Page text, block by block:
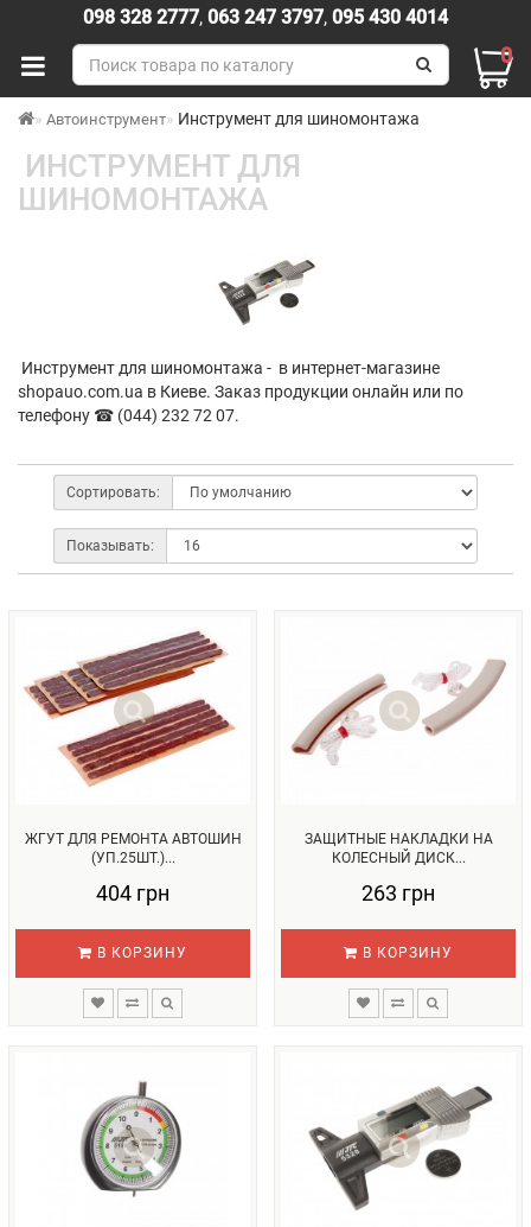
098 328 2777, 063 247 3797, 095 430 4014
0
Автоинструмент Инструмент для шиномонтажа
ИНСТРУМЕНТ ДЛЯ
ШИНОМОНТАЖА
Инструмент для шиномонтажа - в интернет-магазине
shopauo.com.ua в Киеве. Заказ продукции онлайн или по
телефону ☎ (044) 232 72 07.
Сортировать:
Показывать:
ЖГУТ ДЛЯ РЕМОНТА АВТОШИН
(УП.25ШТ.)...
404 грн
В КОРЗИНУ
ЗАЩИТНЫЕ НАКЛАДКИ НА
КОЛЕСНЫЙ ДИСК...
263 грн
В КОРЗИНУ